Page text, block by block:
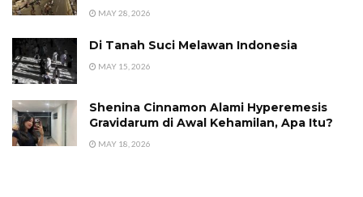
MAY 28, 2026
Di Tanah Suci Melawan Indonesia
MAY 15, 2026
Shenina Cinnamon Alami Hyperemesis
Gravidarum di Awal Kehamilan, Apa Itu?
MAY 18, 2026